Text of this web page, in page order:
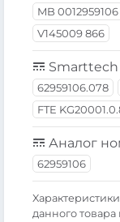
MB 0012959106
V145009 866
62959106.078
FTE
Аналог
62959106
данного товара